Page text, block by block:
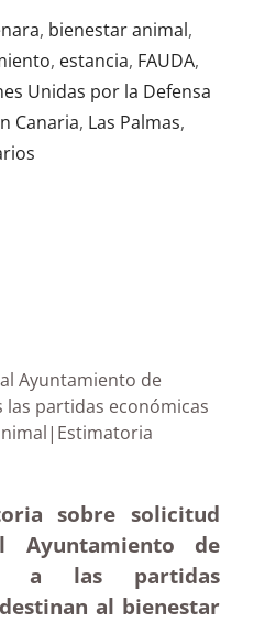
, bienestar animal,
, estancia, FAUDA,
Unidas por la Defensa
Canaria, Las Palmas,
Ayuntamiento de
partidas económicas
animal|Estimatoria
sobre solicitud
Ayuntamiento de
a las partidas
al bienestar